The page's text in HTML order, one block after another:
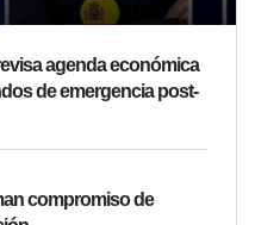
agenda económica
de emergencia post-
compromiso de